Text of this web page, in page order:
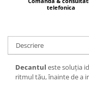
Floare de portocal
Flori albe
Flori de tei
telefonica
Descriere
Decantul este soluția
ritmul tău, înainte de a